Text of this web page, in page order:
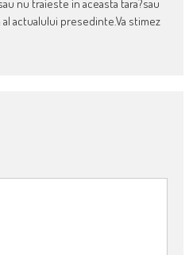
nu traieste in aceasta tara?sau
actualului presedinte.Va stimez